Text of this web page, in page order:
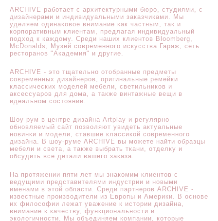
ARCHIVE работает с архитектурными бюро, студиями, с
дизайнерами и индивидуальными заказчиками. Мы
уделяем одинаковое внимание как частным, так и
корпоративным клиентам, предлагая индивидуальный
подход к каждому. Среди наших клиентов Bloomberg,
McDonalds, Музей современного искусства Гараж, сеть
ресторанов "Академия" и другие.
ARCHIVE - это тщательно отобранные предметы
современных дизайнеров, оригинальные ремейки
классических моделей мебели, светильников и
аксессуаров для дома, а также винтажные вещи в
идеальном состоянии.
Шоу-рум в центре дизайна Artplay и регулярно
обновляемый сайт позволяют увидеть актуальные
новинки и модели, ставшие классикой современного
дизайна. В шоу-руме ARCHIVE вы можете найти образцы
мебели и света, а также выбрать ткани, отделку и
обсудить все детали вашего заказа.
На протяжении пяти лет мы знакомим клиентов с
ведущими представителями индустрии и новыми
именами в этой области. Среди партнеров ARCHIVE -
известные производители из Европы и Америки. В основе
их философии лежат уважение к истории дизайна,
внимание к качеству, функциональности и
экологичности. Мы объединяем компании, которые